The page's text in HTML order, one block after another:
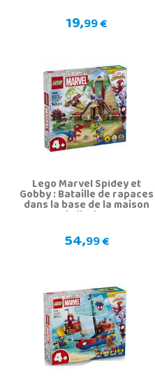
19,99 €
Lego Marvel Spidey et
Gobby : Bataille de rapaces
dans la base de la maison
de l'arbre
54,99 €